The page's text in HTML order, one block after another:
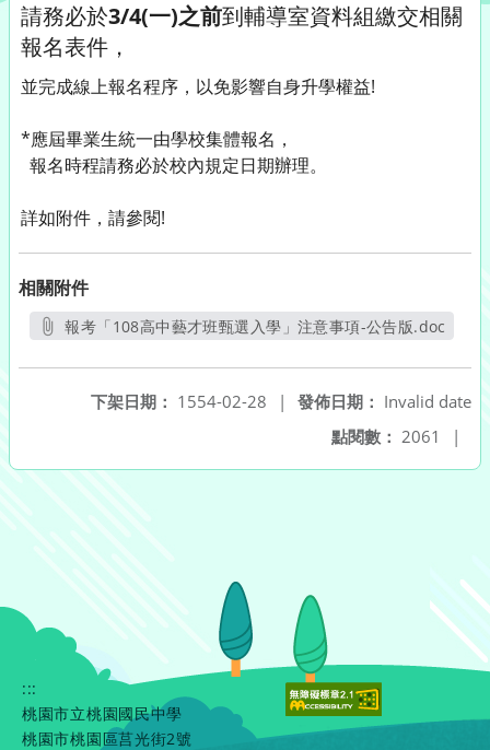
請務必於3/4(一)之前到輔導室資料組繳交相關
報名表件，
並完成線上報名程序，以免影響自身升學權益!
*應屆畢業生統一由學校集體報名，
報名時程請務必於校內規定日期辦理。
詳如附件，請參閱!
相關附件
報考「108高中藝才班甄選入學」注意事項-公告版.doc
發佈日期： Invalid date
下架日期： 1554-02-28
|
點閱數： 2061 |
:::
桃園市立桃園國民中學
桃園市桃園區莒光街2號